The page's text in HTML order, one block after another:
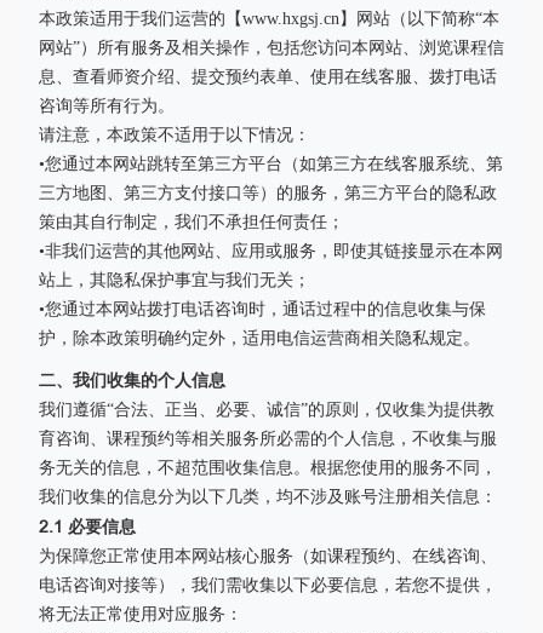
本政策适用于我们运营的【www.hxgsj.cn】网站（以下简称“本
网站”）所有服务及相关操作，包括您访问本网站、浏览课程信
息、查看师资介绍、提交预约表单、使用在线客服、拨打电话
咨询等所有行为。
请注意，本政策不适用于以下情况：
•您通过本网站跳转至第三方平台（如第三方在线客服系统、第
三方地图、第三方支付接口等）的服务，第三方平台的隐私政
策由其自行制定，我们不承担任何责任；
•非我们运营的其他网站、应用或服务，即使其链接显示在本网
站上，其隐私保护事宜与我们无关；
•您通过本网站拨打电话咨询时，通话过程中的信息收集与保
护，除本政策明确约定外，适用电信运营商相关隐私规定。
二、我们收集的个人信息
我们遵循“合法、正当、必要、诚信”的原则，仅收集为提供教
育咨询、课程预约等相关服务所必需的个人信息，不收集与服
务无关的信息，不超范围收集信息。根据您使用的服务不同，
我们收集的信息分为以下几类，均不涉及账号注册相关信息：
2.1 必要信息
为保障您正常使用本网站核心服务（如课程预约、在线咨询、
电话咨询对接等），我们需收集以下必要信息，若您不提供，
将无法正常使用对应服务：